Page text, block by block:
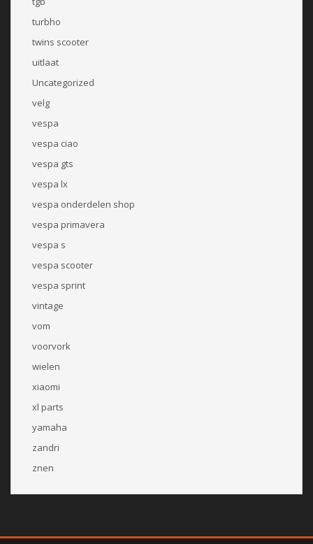
turbho
twins scooter
uitlaat
Uncategorized
velg
vespa
vespa ciao
vespa gts
vespa lx
vespa onderdelen shop
vespa primavera
vespa s
vespa scooter
vespa sprint
vintage
vom
voorvork
wielen
xiaomi
xl parts
yamaha
zandri
znen